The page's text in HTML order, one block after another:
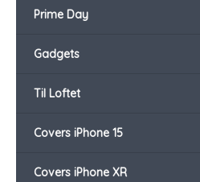
Prime Day
Gadgets
Til Loftet
Covers iPhone 15
Covers iPhone XR